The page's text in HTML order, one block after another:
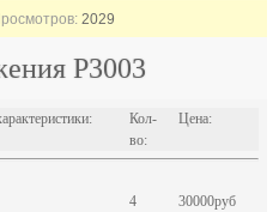
2029
Р3003
Кол-
во:
Цена:
4 30000руб